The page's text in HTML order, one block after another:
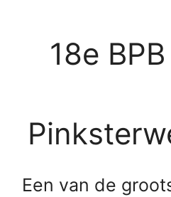
18e
Een van de